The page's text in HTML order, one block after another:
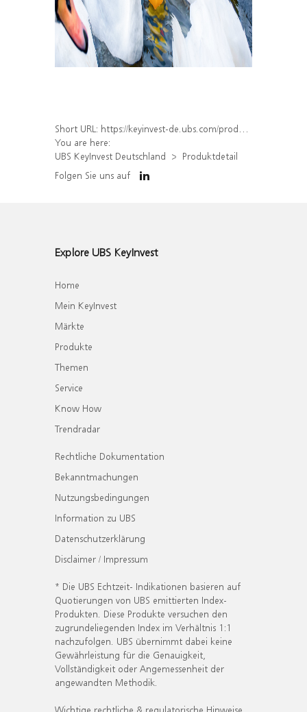
Short URL: https://keyinvest-de.ubs.com/produkt/detail/index/isin/DE000WA89B70
You are here:
UBS KeyInvest Deutschland
Produktdetail
Folgen Sie uns auf
Explore UBS KeyInvest
Home
Mein KeyInvest
Märkte
Produkte
Themen
Service
Know How
Trendradar
Rechtliche Dokumentation
Bekanntmachungen
Nutzungsbedingungen
Information zu UBS
Datenschutzerklärung
Disclaimer / Impressum
* Die UBS Echtzeit- Indikationen basieren auf
Quotierungen von UBS emittierten Index-
Produkten. Diese Produkte versuchen den
zugrundeliegenden Index im Verhältnis 1:1
nachzufolgen. UBS übernimmt dabei keine
Gewährleistung für die Genauigkeit,
Vollständigkeit oder Angemessenheit der
angewandten Methodik.